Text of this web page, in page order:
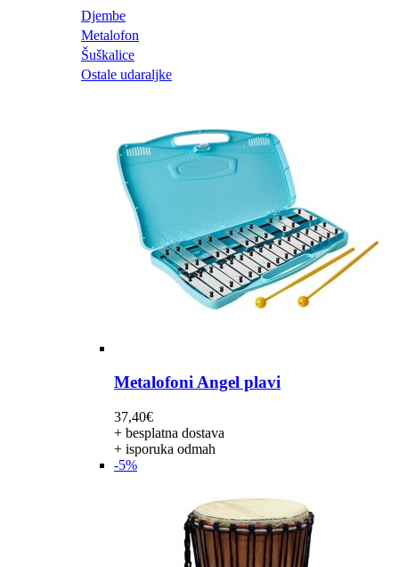
Djembe
Metalofon
Šuškalice
Ostale udaraljke
Metalofoni Angel plavi
37,40€
+ besplatna dostava
+ isporuka odmah
-5%